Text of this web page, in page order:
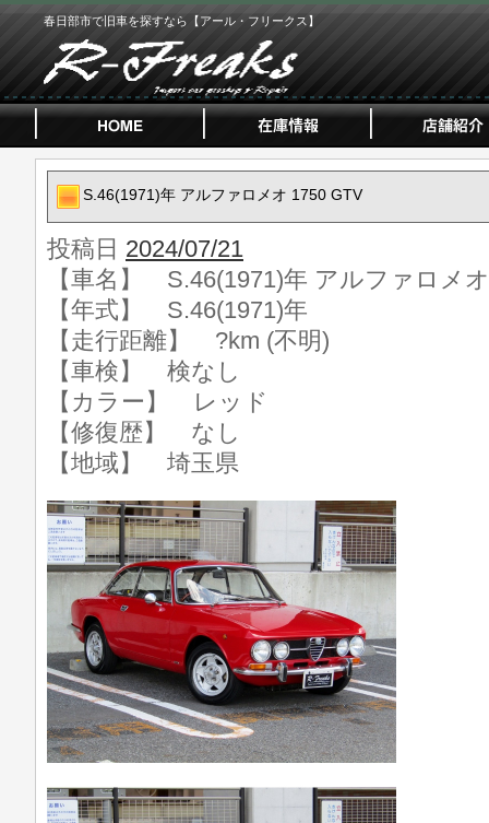
春日部市で旧車を探すなら【アール・フリークス】
S.46(1971)年 アルファロメオ 1750 GTV
投稿日 2024/07/21
【車名】 S.46(1971)年 アルファロメ
【年式】 S.46(1971)年
【走行距離】 ?km (不明)
【車検】 検なし
【カラー】 レッド
【修復歴】 なし
【地域】 埼玉県